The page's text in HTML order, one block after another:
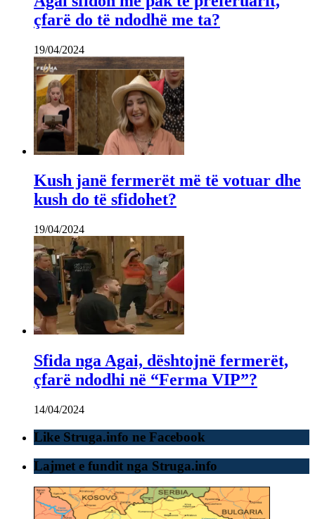
çfarë do të ndodhë me ta?
19/04/2024
Kush janë fermerët më të votuar dhe
kush do të sfidohet?
19/04/2024
Sfida nga Agai, dështojnë fermerët,
çfarë ndodhi në “Ferma VIP”?
14/04/2024
Like Struga.info ne Facebook
Lajmet e fundit nga Struga.info